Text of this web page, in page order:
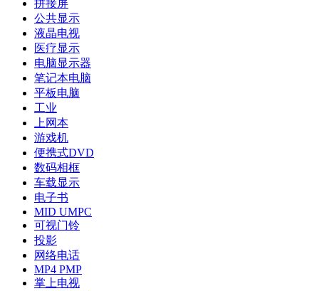
拼接屏
公共显示
液晶电视
医疗显示
电脑显示器
笔记本电脑
平板电脑
工业
上网本
游戏机
便携式DVD
数码相框
车载显示
电子书
MID UMPC
可视门铃
投影
网络电话
MP4 PMP
掌上电视